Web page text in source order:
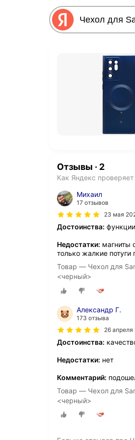
Отзывы · 2
Как Яндекс
Михаил
17 отзывов
23 мая
Достоинства:
Недостатки: магниты
только жалкие потуги
Товар — Чехол для
<черный>
Александр Г.
173 отзыва
26 апреля
Достоинства:
Недостатки: нет
Комментарий:
Товар — Чехол для
<черный>